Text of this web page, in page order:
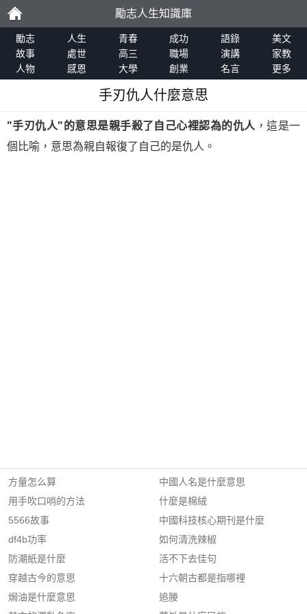
勵
志
勵志人生知識庫
勵志 人生 青春 成功 語錄
美文
故事
處世 高三 職場 演講
家教
人物
感恩 大學 創業 名言 更多
手刃仇人什麼意思
"手刃仇人"的意思是親手殺了自己心裡認為的仇人 ，這是一
個比喻，意思為親自報復了自己的是仇人。
方量怎么算
用手吹口哨的方法
5566故事
df4b功率
防潮紙是什麼
穿越古今的意思
焗油是什麼意思
中國人名是什麼意思
什麼是棉絨
中國科技核心期刊是什麼
如何清洗辣椒
活不下去佳句
十六朝古都是指哪裡
追媵